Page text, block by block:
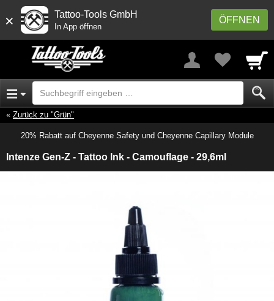
× ÖFFNEN
Tattoo-Tools GmbH
In App öffnen
Zurück zu "Grün"
20% Rabatt auf Cheyenne Safety und Cheyenne Capillary Module
Intenze Gen-Z - Tattoo Ink - Camouflage - 29,6ml